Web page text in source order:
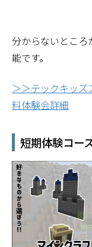
分からないところ
能です。
＞＞テックキッ
料体験会詳細
短期体験コー